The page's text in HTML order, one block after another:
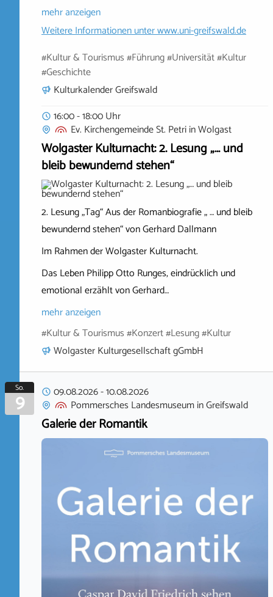
mehr anzeigen
Weitere Informationen unterwww.uni-greifswald.de
#Kultur & Tourismus #Führung #Universität #Kultur
#Geschichte
Kulturkalender Greifswald
16:00 - 18:00 Uhr
Ev. Kirchengemeinde St. PetriinWolgast
Wolgaster Kulturnacht: 2. Lesung „… und
bleib bewundernd stehen“
2. Lesung „Tag“ Aus der Romanbiografie „ … und bleib
bewundernd stehen“ von Gerhard Dallmann
Im Rahmen der Wolgaster Kulturnacht.
Das Leben Philipp Otto Runges, eindrücklich und
emotional erzählt von Gerhard…
mehr anzeigen
#Kultur & Tourismus #Konzert #Lesung #Kultur
Wolgaster Kulturgesellschaft gGmbH
So.
9 09.08.2026-10.08.2026
Pommersches LandesmuseuminGreifswald
Galerie der Romantik